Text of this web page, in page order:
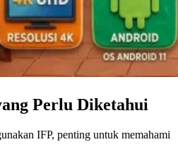
Perlu Diketahui
IFP, penting untuk memahami